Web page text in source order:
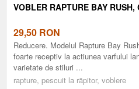
VOBLER RAPTURE BAY
29,50 RON
Reducere. Modelul Rapture Bay
foarte receptiv la actiunea varfului
varietate de stiluri ...
rapture, pescuit la răpitor, voblere